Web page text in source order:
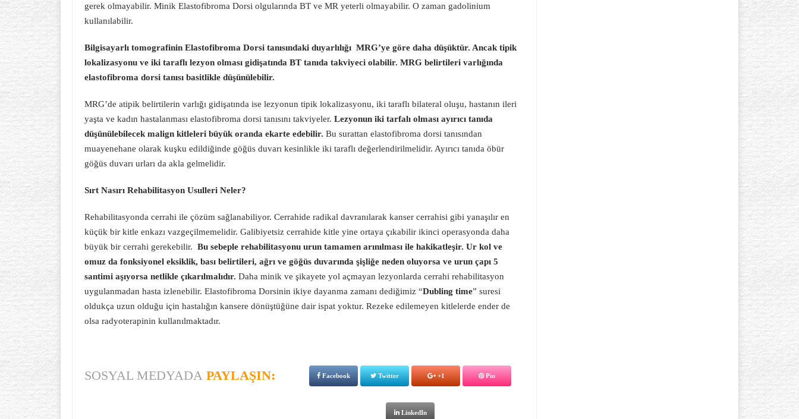
gerek olmayabilir. Minik Elastofibroma Dorsi olgularında BT ve MR yeterli olmayabilir. O zaman gadolinium
kullanılabilir.
Bilgisayarlı tomografinin Elastofibroma Dorsi tanısındaki duyarlılığı MRG’ye göre daha düşüktür. Ancak tipik
lokalizasyonu ve iki taraflı lezyon olması gidişatında BT tanıda takviyeci olabilir. MRG belirtileri varlığında
elastofibroma dorsi tanısı basitlikle düşünülebilir.
MRG’de atipik belirtilerin varlığı gidişatında ise lezyonun tipik lokalizasyonu, iki taraflı bilateral oluşu, hastanın ileri
yaşta ve kadın hastalanması elastofibroma dorsi tanısını takviyeler. Lezyonun iki tarfalı olması ayırıcı tanıda
düşünülebilecek malign kitleleri büyük oranda ekarte edebilir. Bu surattan elastofibroma dorsi tanısından
muayenehane olarak kuşku edildiğinde göğüs duvarı kesinlikle iki taraflı değerlendirilmelidir. Ayırıcı tanıda öbür
göğüs duvarı urları da akla gelmelidir.
Sırt Nasırı Rehabilitasyon Usulleri Neler?
Rehabilitasyonda cerrahi ile çözüm sağlanabiliyor. Cerrahide radikal davranılarak kanser cerrahisi gibi yanaşılır en
küçük bir kitle enkazı vazgeçilmemelidir. Galibiyetsiz cerrahide kitle yine ortaya çıkabilir ikinci operasyonda daha
büyük bir cerrahi gerekebilir. Bu sebeple rehabilitasyonu urun tamamen arınılması ile hakikatleşir. Ur kol ve
omuz da fonksiyonel eksiklik, bası belirtileri, ağrı ve göğüs duvarında şişliğe neden oluyorsa ve urun çapı 5
santimi aşıyorsa netlikle çıkarılmalıdır. Daha minik ve şikayete yol açmayan lezyonlarda cerrahi rehabilitasyon
uygulanmadan hasta izlenebilir. Elastofibroma Dorsinin ikiye dayanma zamanı dediğimiz “Dubling time” suresi
oldukça uzun olduğu için hastalığın kansere dönüştüğüne dair ispat yoktur. Rezeke edilemeyen kitlelerde ender de
olsa radyoterapinin kullanılmaktadır.
SOSYAL MEDYADA PAYLAŞIN: Facebook Twitter +1 Pin
LinkedIn